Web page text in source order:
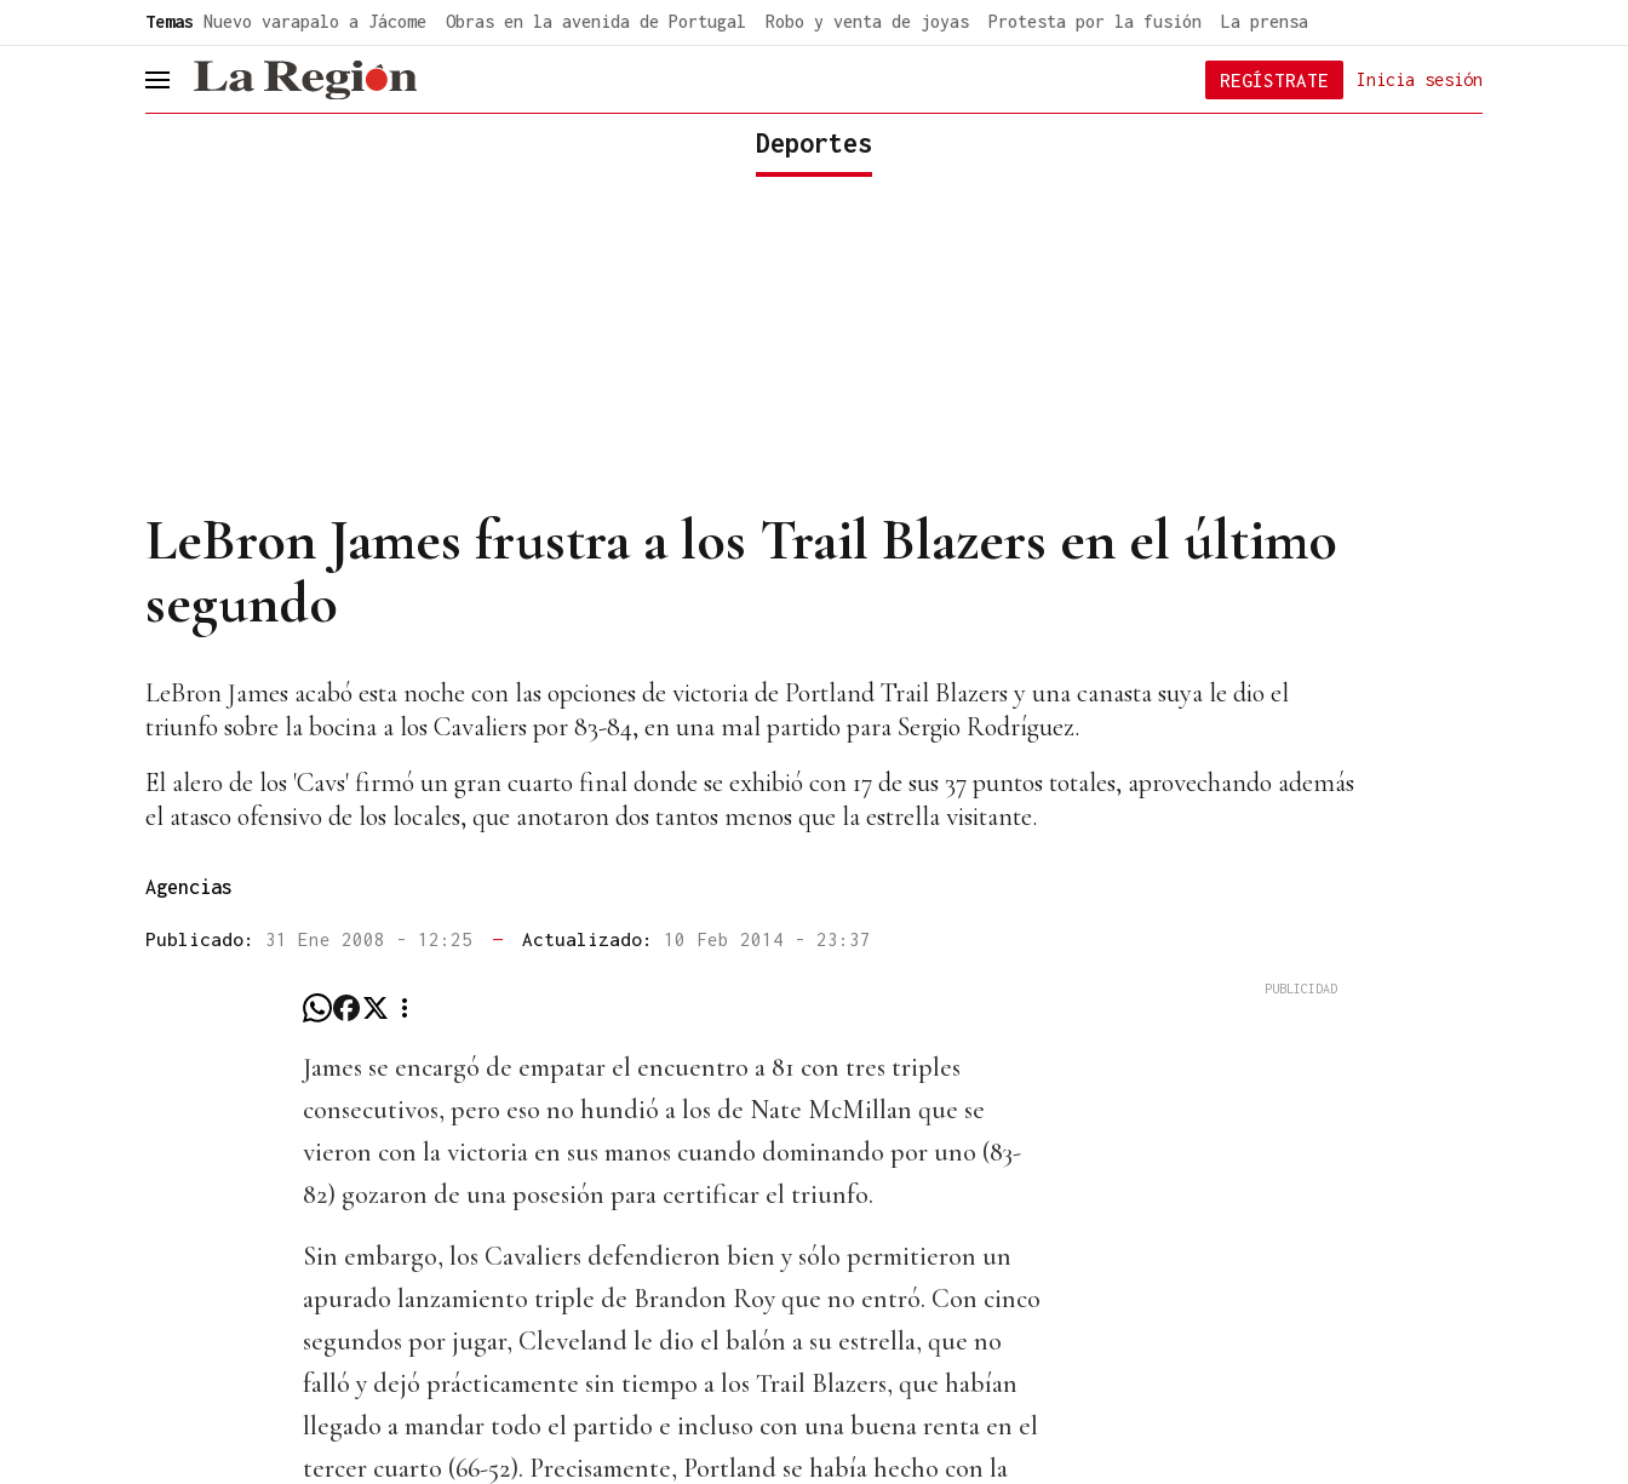
Temas Nuevo varapalo a Jácome Obras en la avenida de Portugal Robo y venta de joyas Protesta por la fusión La prensa
header.menu.open Inicia sesión
REGÍSTRATE
Deportes
LeBron James frustra a los Trail Blazers en el último
segundo
LeBron James acabó esta noche con las opciones de victoria de Portland Trail Blazers y una canasta suya le dio el
triunfo sobre la bocina a los Cavaliers por 83-84, en una mal partido para Sergio Rodríguez.
El alero de los 'Cavs' firmó un gran cuarto final donde se exhibió con 17 de sus 37 puntos totales, aprovechando además
el atasco ofensivo de los locales, que anotaron dos tantos menos que la estrella visitante.
Agencias
Publicado: 31 Ene 2008 - 12:25 — Actualizado: 10 Feb 2014 - 23:37
James se encargó de empatar el encuentro a 81 con tres triples
consecutivos, pero eso no hundió a los de Nate McMillan que se
vieron con la victoria en sus manos cuando dominando por uno (83-
82) gozaron de una posesión para certificar el triunfo.
Sin embargo, los Cavaliers defendieron bien y sólo permitieron un
apurado lanzamiento triple de Brandon Roy que no entró. Con cinco
segundos por jugar, Cleveland le dio el balón a su estrella, que no
falló y dejó prácticamente sin tiempo a los Trail Blazers, que habían
llegado a mandar todo el partido e incluso con una buena renta en el
tercer cuarto (66-52). Precisamente, Portland se había hecho con la